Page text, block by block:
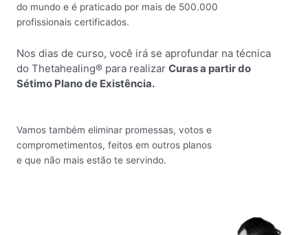
do mundo e é praticado por mais de 500.000
profissionais certificados.
Nos dias de curso, você irá se aprofundar na técnica
do Thetahealing® para realizar Curas a partir do
Sétimo Plano de Existência.
Vamos também eliminar promessas, votos e
comprometimentos, feitos em outros planos
e que não mais estão te servindo.